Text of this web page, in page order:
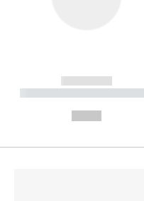
------------
----------- -----------